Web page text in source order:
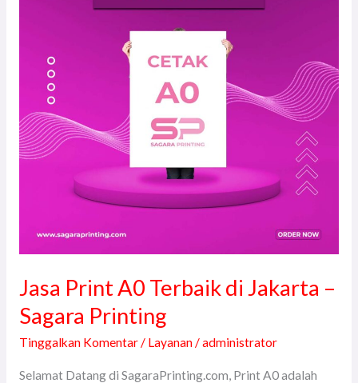
Jasa Print A0 Terbaik di Jakarta –
Sagara Printing
Tinggalkan Komentar/ Layanan/administrator
Selamat Datang di SagaraPrinting.com, Print A0 adalah
Jakarta
Sagara
Printing